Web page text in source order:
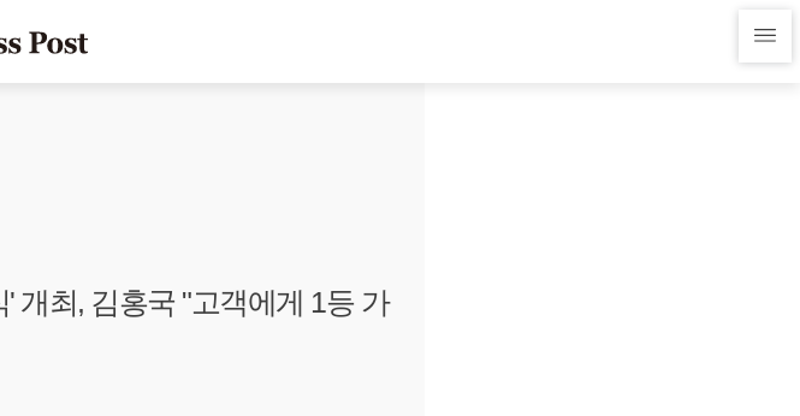
개최, 김홍국 "고객에게 1등 가